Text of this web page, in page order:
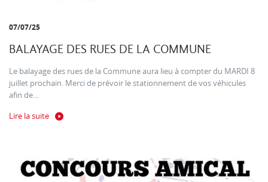
07/07/25
BALAYAGE DES RUES DE LA COMMUNE
Le balayage des rues de la Commune aura lieu à compter du MARDI 8
juillet prochain. Merci de prévoir le stationnement de vos véhicules
afin de...
Lire la suite